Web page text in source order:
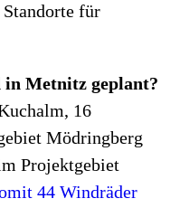
für
Metnitz geplant?
16
Mödringberg
Projektgebiet
44 Windräder